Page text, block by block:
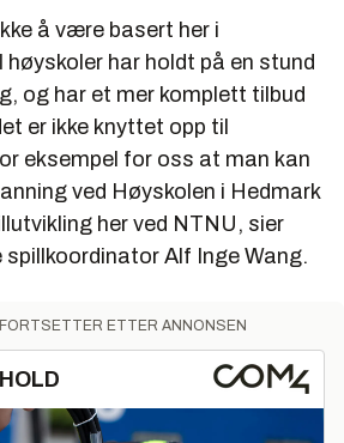
å være basert her i
høyskoler har holdt på en stund
og har et mer komplett tilbud
er ikke knyttet opp til
eksempel for oss at man kan
ved Høyskolen i Hedmark
her ved NTNU, sier
Alf Inge Wang.
ETTER ANNONSEN